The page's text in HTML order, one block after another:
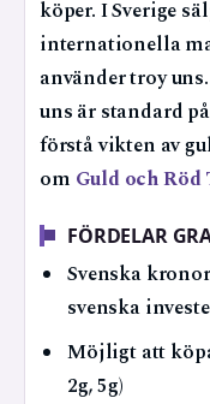
köper. I Sverige
internationella
använder troy uns.
uns är standard
förstå vikten av
om Guld och
FÖRDELAR
Svenska
svenska
Möjligt att
2g, 5g)